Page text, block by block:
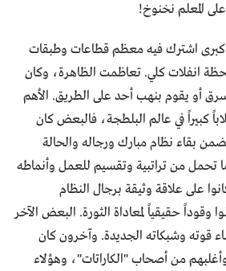
المعلم نخنوخ!
كبرى اشترك فيه معظم قطاعات وطبقات
انفلات كلي. تعاظمت الظاهرة، وكان
أو يقوم بنهب أحد على الطريق. الأهم
كبيراً في عالم البلطجة، فالبعض كان
بقاء نظام مبارك ورجاله والحالة
تحمل من تراتبية وتقسيم للعمل وأنماطه
على علاقة وثيقة برجال النظام
وقوداً حقيقياً لمعاداة الثورة. البعض الآخر
قوته وشبكاته الجديدة. وآخرون كان
من أصحاب "الكاراتات"، وهؤلاء